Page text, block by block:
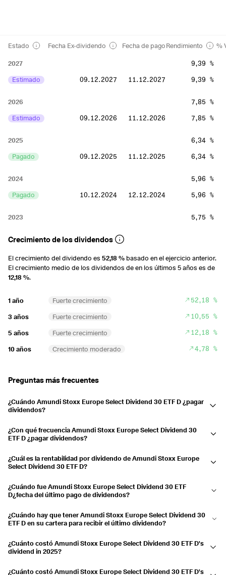
Estado Fecha Ex-dividendo Fecha de pagoRendimiento %
2027
9,39 %
Estimado
09.12.2027 11.12.2027 9,39 %
2026
7,85 %
Estimado
09.12.2026 11.12.2026 7,85 %
2025
6,34 %
Pagado
09.12.2025 11.12.2025 6,34 %
2024
5,96 %
Pagado
10.12.2024 12.12.2024 5,96 %
2023
5,75 %
2022
8,24 %
Pagado
07.12.2022 09.12.2022
0,88 %
Pagado
09.12.2020
Pagado
11.12.2019 13.12.2019
0,7 %
Pagado
12.12.2018 14.12.2018
0,95 %
Pagado
13.12.2017 15.12.2017
0,68 %
Preguntas más frecuentes
¿Cuándo Amundi Stoxx Europe Select Dividend 30 ETF D ¿pagar
dividendos?
diciembre.
¿Con qué frecuencia Amundi Stoxx Europe Select Dividend 30
ETF D ¿pagar dividendos?
¿Cuál es la rentabilidad por dividendo de Amundi Stoxx Europe
Select Dividend 30 ETF D?
distribuciones han aumentado un 10,55 % en los últimos 3 años.
¿Cuándo fue Amundi Stoxx Europe Select Dividend 30 ETF
D¿fecha del último pago de dividendos?
¿Cuándo hay que tener Amundi Stoxx Europe Select Dividend 30
ETF D en su cartera para recibir el último dividendo?
cuenta de valores el 09.12.2025...usted recibió la distribución.
¿Cuánto costó Amundi Stoxx Europe Select Dividend 30 ETF D's
dividend in 2025?
¿Cuánto costó Amundi Stoxx Europe Select Dividend 30 ETF D's
Crecimiento de los dividendos
El crecimiento del dividendo es 52,18 % basado en el ejercicio anterior.
El crecimiento medio de los dividendos de en los últimos 5 años es de
12,18 %.
1 año Fuerte crecimiento 52,18 %
3 años Fuerte crecimiento 10,55 %
5 años Fuerte crecimiento 12,18 %
10 años Crecimiento moderado 4,78 %